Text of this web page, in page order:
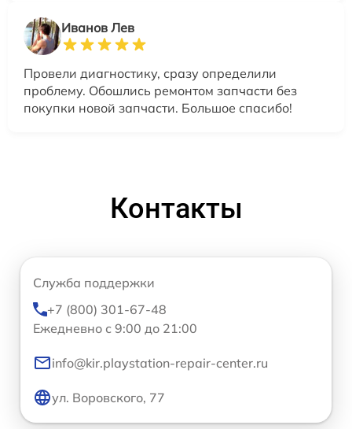
Иванов Лев
Провели диагностику, сразу определили
проблему. Обошлись ремонтом запчасти без
покупки новой запчасти. Большое спасибо!
Контакты
Служба поддержки
+7 (800) 301-67-48
Ежедневно с 9:00 до 21:00
info@kir.playstation-repair-center.ru
ул. Воровского, 77